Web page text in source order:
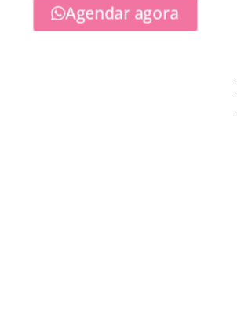
Agendar agora